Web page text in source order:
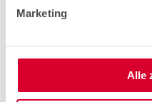
Marketing
Alle
"Die optimale Nutzung
Woche neu mit unseren